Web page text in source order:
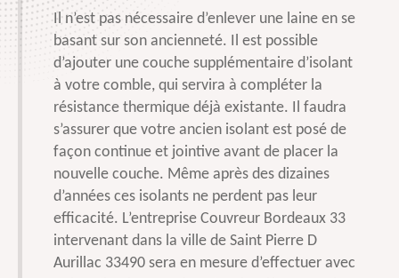
Il n’est pas nécessaire d’enlever une laine en se
basant sur son ancienneté. Il est possible
d’ajouter une couche supplémentaire d’isolant
à votre comble, qui servira à compléter la
résistance thermique déjà existante. Il faudra
s’assurer que votre ancien isolant est posé de
façon continue et jointive avant de placer la
nouvelle couche. Même après des dizaines
d’années ces isolants ne perdent pas leur
efficacité. L’entreprise Couvreur Bordeaux 33
intervenant dans la ville de Saint Pierre D
Aurillac 33490 sera en mesure d’effectuer avec